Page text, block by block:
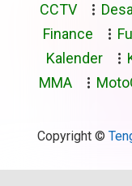
CCTV
Desa
Finance
Kalender
MMA
Copyright ©